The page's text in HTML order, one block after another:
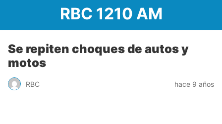
RBC 1210 AM
Se repiten choques de autos y
motos
RBC hace 9 años